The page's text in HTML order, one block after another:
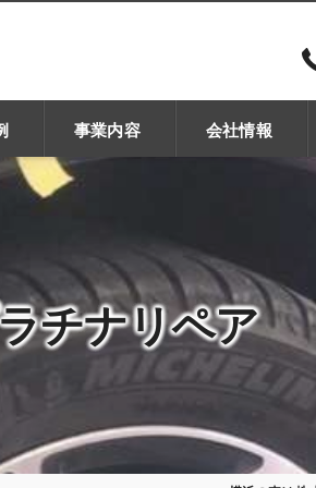
事業内容 会社情報
チナリペア